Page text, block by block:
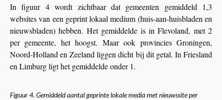
In figuur 4 wordt zichtbaar dat gemeenten gemiddeld 1,3
websites van een geprint lokaal medium (huis-aan-huisbladen en
nieuwsbladen) hebben. Het gemiddelde is in Flevoland, met 2
per gemeente, het hoogst. Maar ook provincies Groningen,
Noord-Holland en Zeeland liggen dicht bij dit getal. In Friesland
en Limburg ligt het gemiddelde onder 1.
Figuur 4. Gemiddeld aantal geprinte lokale media met nieuwssite per